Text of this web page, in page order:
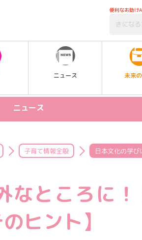
便利なお助け
ニュース 未来
ニュース
新製品
子育て情報全般 日本文化の学び
なところに
ヒント】